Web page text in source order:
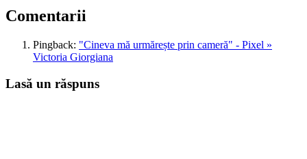
Comentarii
Pingback: "Cineva mă urmărește prin cameră" - Pixel »
Victoria Giorgiana
Lasă un răspuns